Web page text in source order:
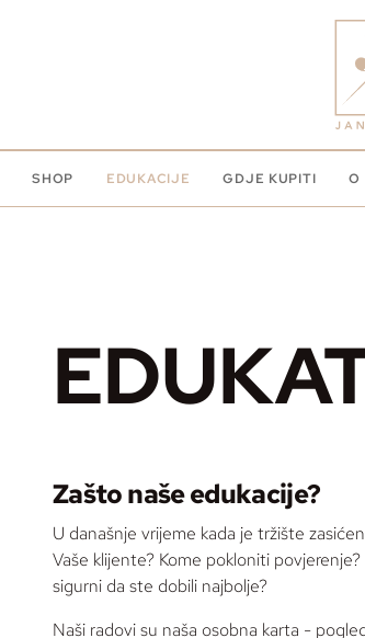
SHOP EDUKACIJE GDJE KUPITI O
Zašto naše edukacije?
U današnje vrijeme kada je tržište
Vaše klijente? Kome pokloniti
sigurni da ste dobili najbolje?
Naši radovi su naša osobna karta -